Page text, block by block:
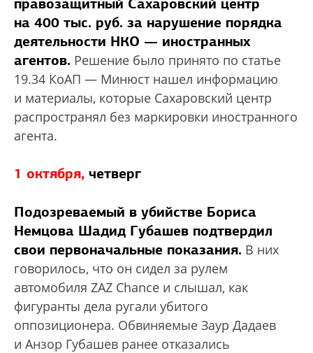
на 400 тыс. руб. за нарушение порядка
деятельности НКО — иностранных
агентов. Решение было принято по статье
19.34 КоАП — Минюст нашел информацию
и материалы, которые Сахаровский центр
распространял без маркировки иностранного
агента.
1 октября, четверг
Подозреваемый в убийстве Бориса
Немцова Шадид Губашев подтвердил
свои первоначальные показания. В них
говорилось, что он cидел за рулем
автомобиля ZAZ Chance и слышал, как
фигуранты дела ругали убитого
оппозиционера. Обвиняемые Заур Дадаев
и Анзор Губашев ранее отказались